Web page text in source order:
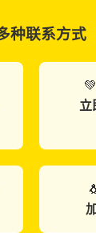
种联系方式
立